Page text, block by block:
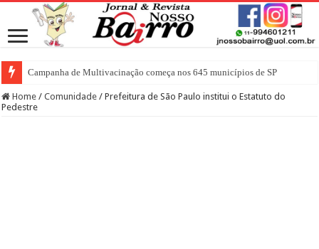
Campanha de Multivacinação começa nos 645 municípios de SP
Home / Comunidade / Prefeitura de São Paulo institui o Estatuto do
Pedestre